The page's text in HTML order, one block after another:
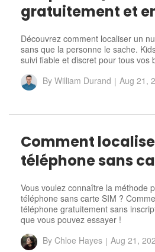
gratuitement et
Découvrez comment localiser un
sans que la personne le sache.
suivi fiable et discret pour tous vos
By William Durand | Aug 21,
Comment
téléphone sans
Vous voulez connaître la méthode
téléphone sans carte SIM ?
téléphone gratuitement sans
que vous pouvez essayer !
By Chloe Hayes | Aug 21,